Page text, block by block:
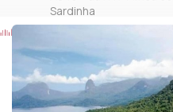
Sardinha